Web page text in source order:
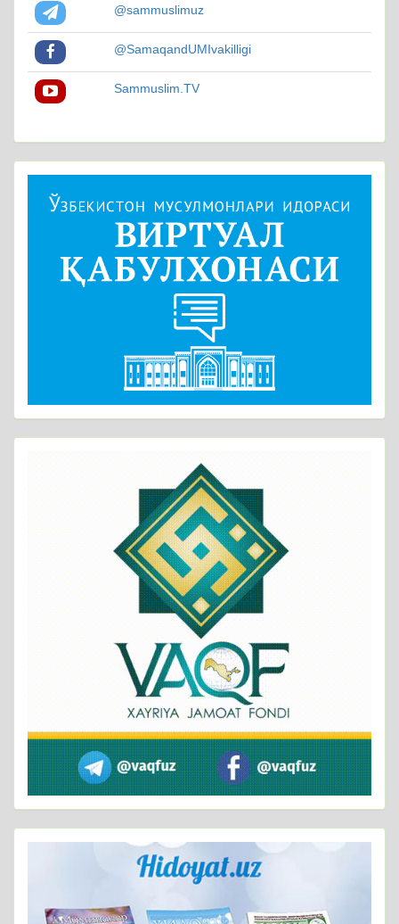
@sammuslimuz
@SamaqandUMIvakilligi
Sammuslim.TV